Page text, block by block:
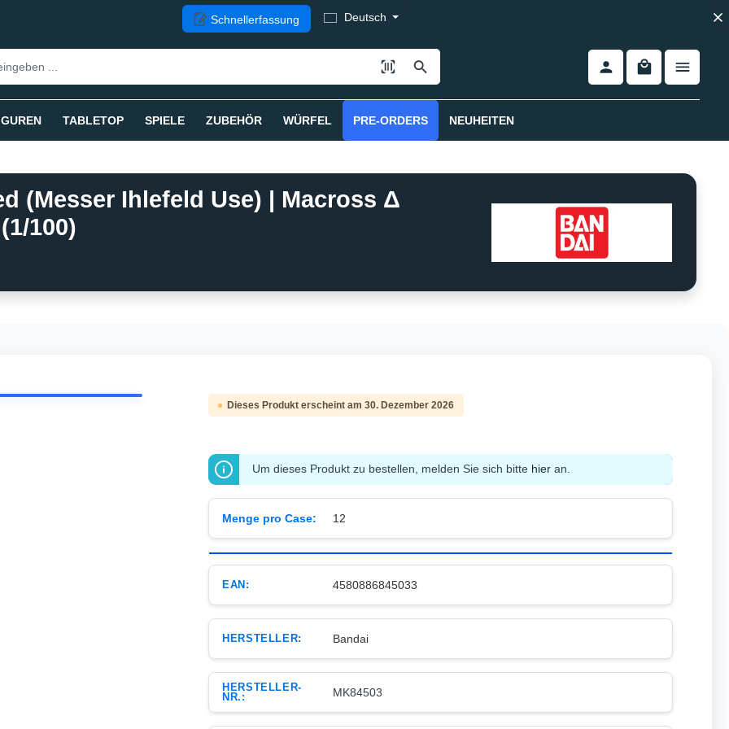
Schnellerfassung Deutsch
TABLETOP SPIELE ZUBEHÖR WÜRFEL PRE-ORDERS NEUHEITEN
(Messer Ihlefeld Use) | Macross Δ
100)
Dieses Produkt erscheint am 30. Dezember 2026
Um dieses Produkt zu bestellen, melden Sie sich bitte hier an.
Menge pro Case: 12
EAN: 4580886845033
HERSTELLER: Bandai
HERSTELLER-
NR.:
MK84503